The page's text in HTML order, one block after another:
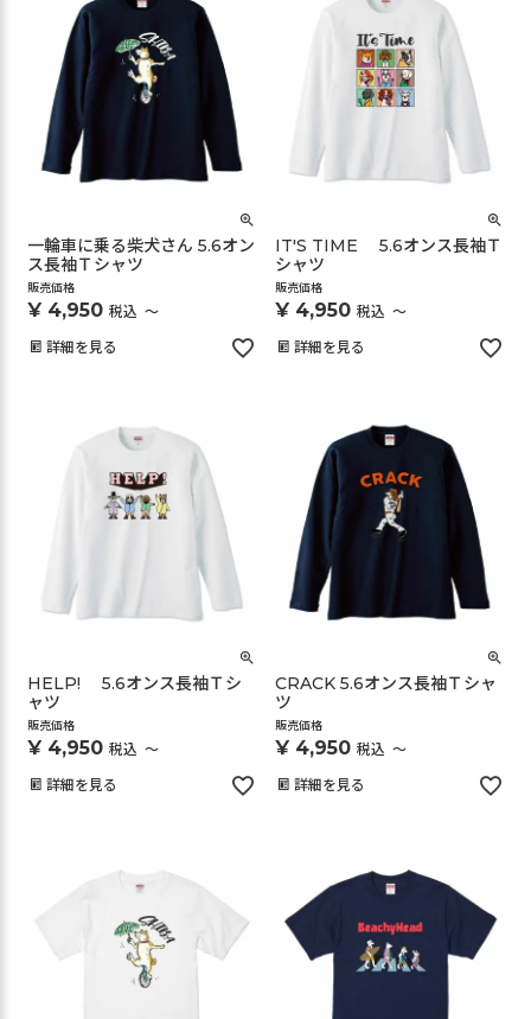
一輪車に乗る柴犬さん 5.6オン
ス長袖Ｔシャツ
販売価格
¥ 4,950 税込 〜
詳細を見る
IT'S TIME 5.6オンス長袖Ｔ
シャツ
販売価格
¥ 4,950 税込 〜
詳細を見る
HELP! 5.6オンス長袖Ｔシ
ャツ
販売価格
¥ 4,950 税込 〜
詳細を見る
CRACK 5.6オンス長袖Ｔシャ
ツ
販売価格
¥ 4,950 税込 〜
詳細を見る